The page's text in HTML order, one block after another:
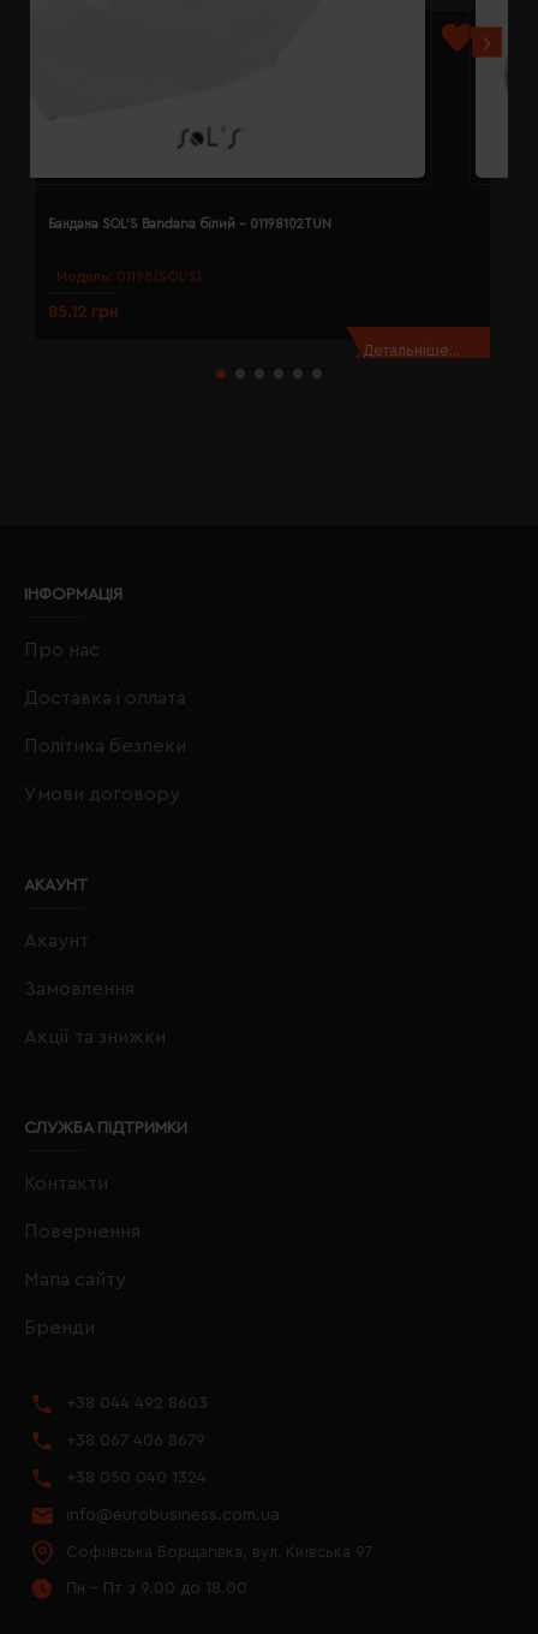
Модель: 01198(SOL’S)
Бандана SOL'S Bandana білий - 01198102TUN
85.12 грн
Детальніше...
ІНФОРМАЦІЯ
Про нас
Доставка і оплата
Політика безпеки
Умови договору
АКАУНТ
Акаунт
Замовлення
Акції та знижки
СЛУЖБА ПІДТРИМКИ
Контакти
Повернення
Мапа сайту
Бренди
+38 044 492 8603
+38 067 406 8679
+38 050 040 1324
info@eurobusiness.com.ua
Софіївська Борщагівка, вул. Київська 97
Пн - Пт з 9.00 до 18.00